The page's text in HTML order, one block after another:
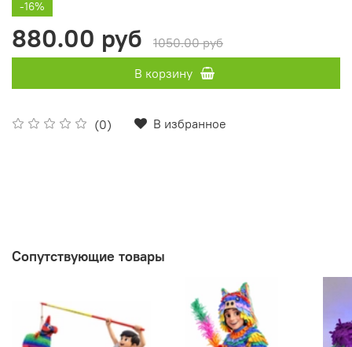
(0) В избранное
-16%
880.00 руб
1050.00 руб
В корзину
Сопутствующие товары